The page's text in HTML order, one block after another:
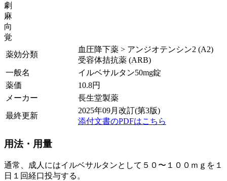
劇
麻
向
覚
薬効分類
血圧降下薬 > アンジオテンシン2 (A2)
受容体拮抗薬 (ARB)
一般名
イルベサルタン50mg錠
薬価
10.8円
メーカー
長生堂製薬
最終更新
2025年09月改訂(第3版)
添付文書のPDFはこちら
用法・用量
通常、成人にはイルベサルタンとして５０〜１００ｍｇを１
日１回経口投与する。